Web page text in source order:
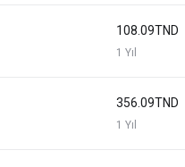
108.09TND
1 Yıl
356.09TND
1 Yıl